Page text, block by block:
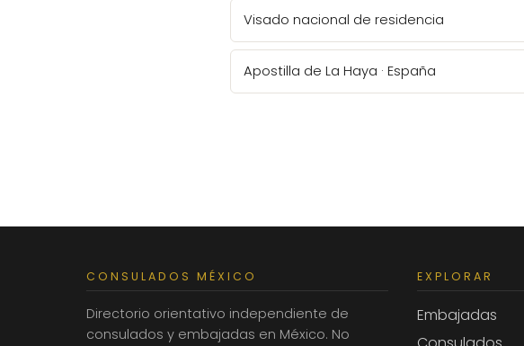
Visado nacional de residencia
Apostilla de La Haya · España
CONSULADOS MÉXICO
Directorio orientativo independiente de
consulados y embajadas en México. No
EXPLORAR
Embajadas